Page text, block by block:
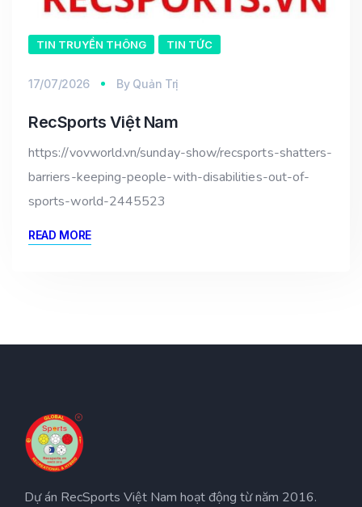
TIN TRUYỀN THÔNG TIN TỨC
17/07/2026 By Quản Trị
RecSports Việt Nam
https://vovworld.vn/sunday-show/recsports-shatters-
barriers-keeping-people-with-disabilities-out-of-
sports-world-2445523
READ MORE
Dự án RecSports Việt Nam hoạt động từ năm 2016.